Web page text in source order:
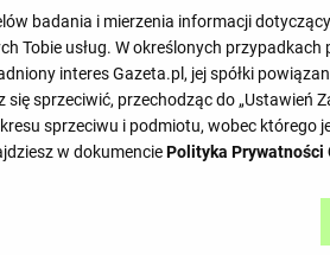
45'
58'
badania i mierzenia informacji
Tobie usług. W określonych przypadkach
interes Gazeta.pl, jej spółki
sprzeciwić, przechodząc do „Ustawień
sprzeciwu i podmiotu, wobec którego
w dokumenciePolityka Prywatności
i przechowywanie plików cookie Gazeta.pl